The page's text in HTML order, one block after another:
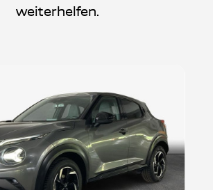
weiterhelfen.